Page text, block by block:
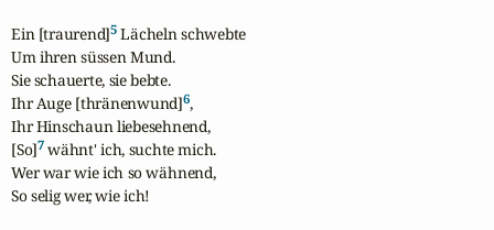
Ein [traurend]5 Lächeln schwebte
Um ihren süssen Mund.
Sie schauerte, sie bebte.
Ihr Auge [thränenwund]6,
Ihr Hinschaun liebesehnend,
[So]7 wähnt' ich, suchte mich.
Wer war wie ich so wähnend,
So selig wer, wie ich!